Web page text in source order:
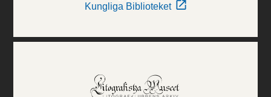
Kungliga Biblioteket